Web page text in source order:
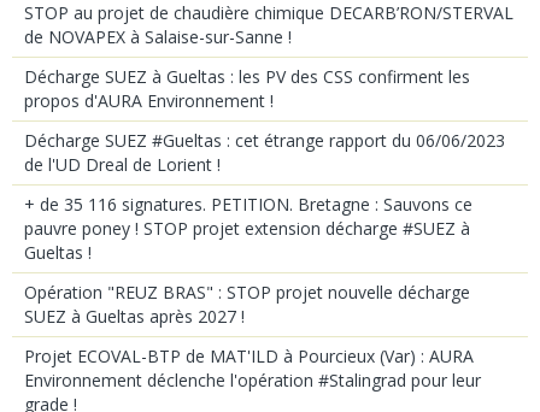
STOP au projet de chaudière chimique DECARB’RON/STERVAL
de NOVAPEX à Salaise-sur-Sanne !
Décharge SUEZ à Gueltas : les PV des CSS confirment les
propos d'AURA Environnement !
Décharge SUEZ #Gueltas : cet étrange rapport du 06/06/2023
de l'UD Dreal de Lorient !
+ de 35 116 signatures. PETITION. Bretagne : Sauvons ce
pauvre poney ! STOP projet extension décharge #SUEZ à
Gueltas !
Opération "REUZ BRAS" : STOP projet nouvelle décharge
SUEZ à Gueltas après 2027 !
Projet ECOVAL-BTP de MAT'ILD à Pourcieux (Var) : AURA
Environnement déclenche l'opération #Stalingrad pour leur
grade !